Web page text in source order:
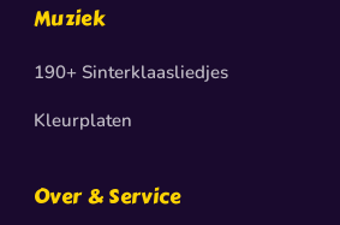
Muziek
190+ Sinterklaasliedjes
Kleurplaten
Over & Service